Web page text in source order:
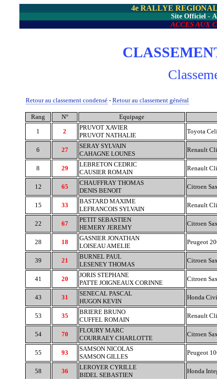
4e RALLYE
Site Officiel -
ACCES AUX
Retour au classement condensé - Retour au classement général
Rang N°
Equipage
1
2
PRUVOT XAVIER
PRUVOT NATHALIE
Toyota
6 27
SERAY SYLVAIN
CAHAGNE LOUNES
Renault
8 29
LEBRETON CEDRIC
CAUSIER ROMAIN
Renault
12 65
CHAUFFRAY THOMAS
DENIS BENOIT
Citroen
15 33
BASTARD MAXIME
LEFRANCOIS SYLVAIN
Renault
22 67
PETIT SEBASTIEN
HEMERY JEREMY
Citroen
28 18
GASNIER JONATHAN
LOISEAU AMELIE
Peugeot
39 21
BURNEL PAUL
LESENEY THOMAS
Citroen
41 20
JORIS STEPHANE
PATTE JOIGNEAUX CORINNE
Citroen
43 31
SENECAL PASCAL
HUGON KEVIN
Honda
53 35
BRIERE BRUNO
CUFFEL ROMAIN
Renault
54 70
FLOURY MARC
COURRAEY CHARLOTTE
Citroen
55 93
SAMSON NICOLAS
SAMSON GILLES
Peugeot
58 36
LEROYER CYRILLE
BIDEL SEBASTIEN
Honda